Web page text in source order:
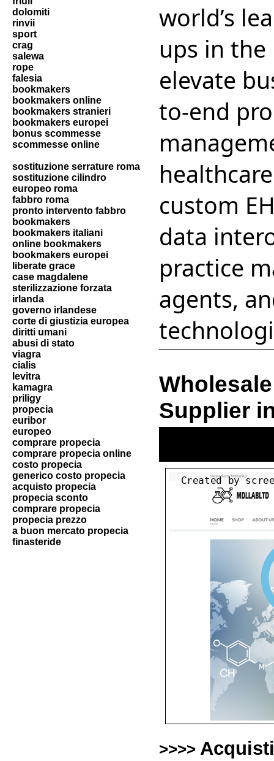
dolomiti
rinvii
sport
crag
salewa
rope
falesia
bookmakers
bookmakers online
bookmakers stranieri
bookmakers europei
bonus scommesse
scommesse online
sostituzione serrature roma
sostituzione cilindro
europeo roma
fabbro roma
pronto intervento fabbro
bookmakers
bookmakers italiani
online bookmakers
bookmakers europei
liberate grace
case magdalene
sterilizzazione forzata
irlanda
governo irlandese
corte di giustizia europea
diritti umani
abusi di stato
viagra
cialis
levitra
kamagra
priligy
propecia
euribor
europeo
comprare propecia
comprare propecia online
costo propecia
generico costo propecia
acquisto propecia
propecia sconto
comprare propecia
propecia prezzo
a buon mercato propecia
finasteride
world’s
ups in the
elevate
to-end
custom
data
practice
agents,
Supplier
>>>>